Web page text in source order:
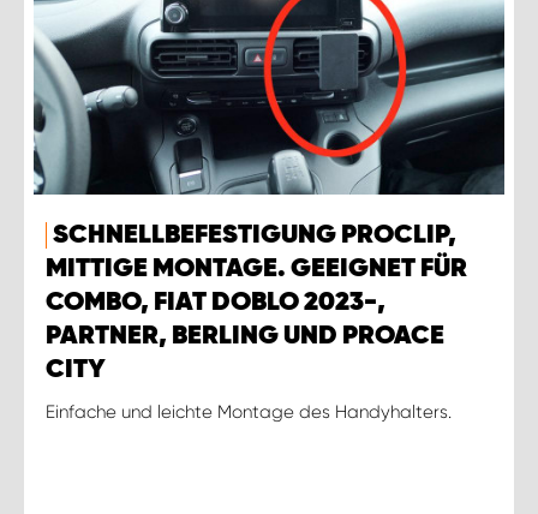
SCHNELLBEFESTIGUNG PROCLIP,
MITTIGE MONTAGE. GEEIGNET FÜR
COMBO, FIAT DOBLO 2023-,
PARTNER, BERLING UND PROACE
CITY
Einfache und leichte Montage des Handyhalters.